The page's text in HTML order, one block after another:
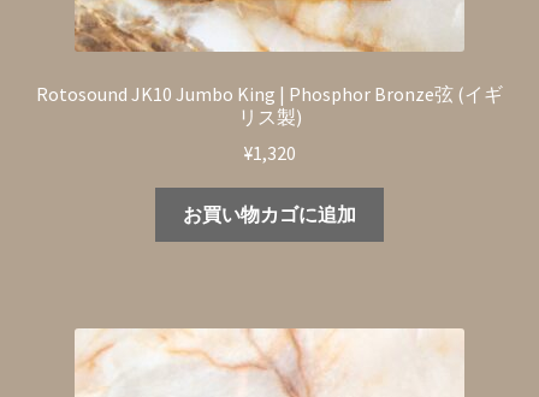
Rotosound JK10 Jumbo King | Phosphor Bronze弦 (イギ
リス製)
¥1,320
お買い物カゴに追加